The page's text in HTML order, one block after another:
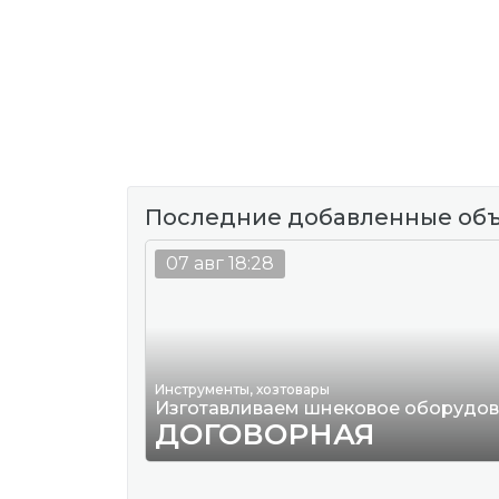
Последние добавленные
Инструменты, хозтовары
Изготавливаем шнековое
ДОГОВОРНАЯ
07 авг 18:28